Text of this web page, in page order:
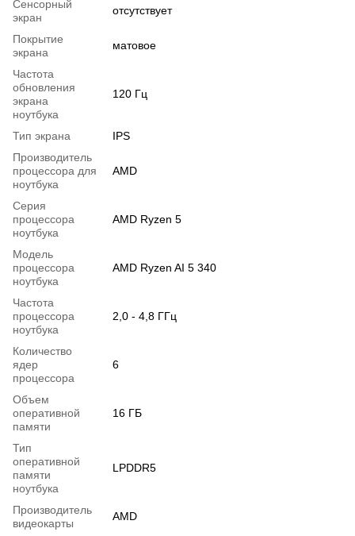
Сенсорный
экран
отсутствует
Покрытие
экрана
матовое
Частота
обновления
экрана
ноутбука
120 Гц
Тип экрана
IPS
Производитель
процессора для
ноутбука
AMD
Серия
процессора
ноутбука
AMD Ryzen 5
Модель
процессора
ноутбука
AMD Ryzen AI 5 340
Частота
процессора
ноутбука
2,0 - 4,8 ГГц
Количество
ядер
процессора
6
Объем
оперативной
памяти
16 ГБ
Тип
оперативной
памяти
ноутбука
LPDDR5
Производитель
видеокарты
AMD